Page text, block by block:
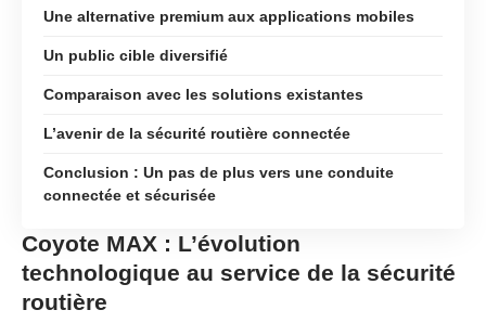
Une alternative premium aux applications mobiles
Un public cible diversifié
Comparaison avec les solutions existantes
L’avenir de la sécurité routière connectée
Conclusion : Un pas de plus vers une conduite
connectée et sécurisée
Coyote MAX : L’évolution
technologique au service de la sécurité
routière